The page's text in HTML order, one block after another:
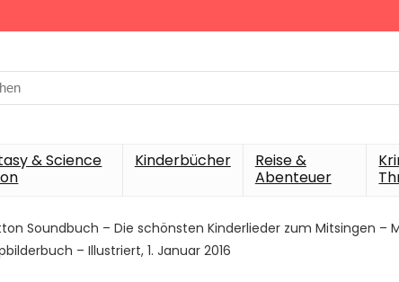
& Science
Kinderbücher
Reise &
Abenteuer
Soundbuch – Die schönsten Kinderlieder zum Mitsingen –
– Illustriert, 1. Januar 2016